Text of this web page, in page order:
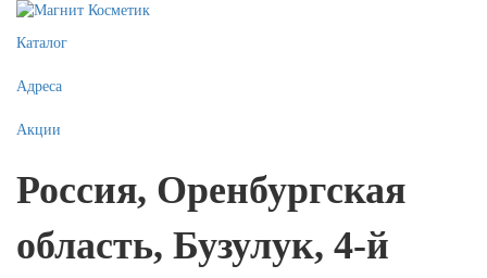
Каталог
Адреса
Акции
Россия, Оренбургская
область, Бузулук, 4-й